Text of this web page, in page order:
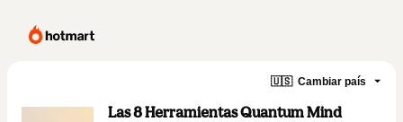
🇺🇸 Cambiar país
Las 8 Herramientas Quantum Mind